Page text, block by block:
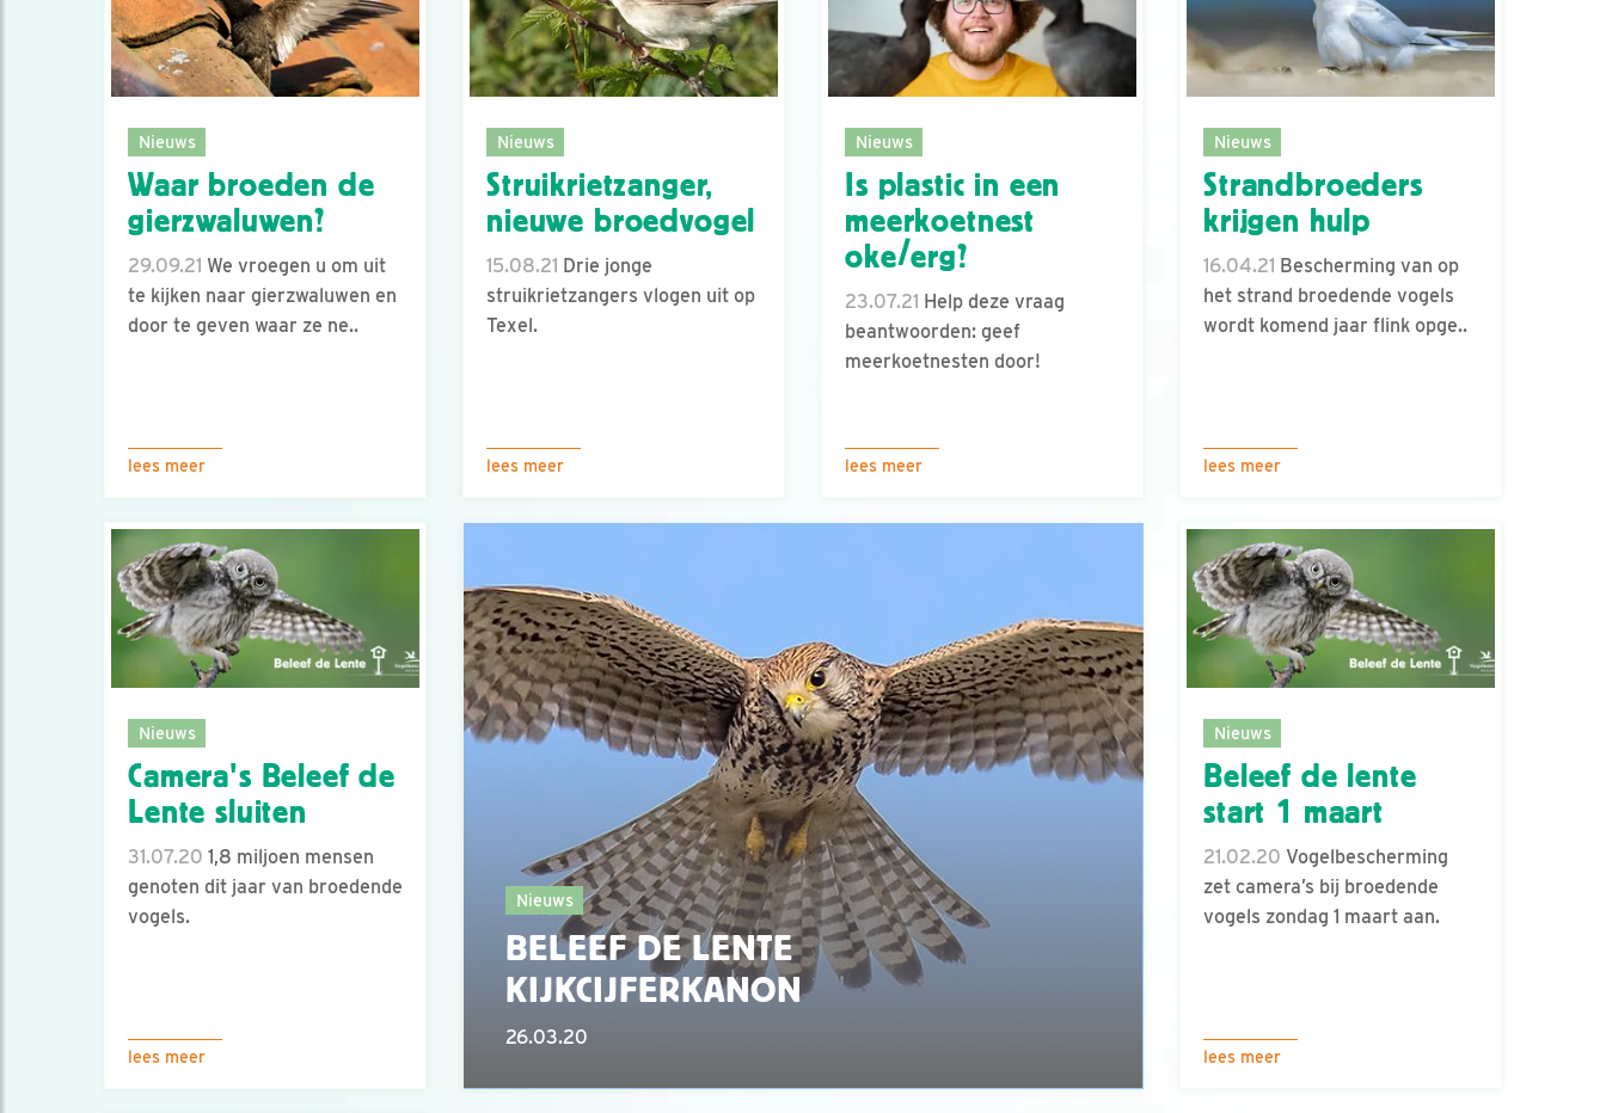
Nieuws
Waar broeden de
gierzwaluwen?
29.09.21 We vroegen u om uit
te kijken naar gierzwaluwen en
door te geven waar ze ne..
lees meer
Nieuws
Struikrietzanger,
nieuwe broedvogel
15.08.21 Drie jonge
struikrietzangers vlogen uit op
Texel.
lees meer
Nieuws
Is plastic in een
meerkoetnest
oke/erg?
23.07.21 Help deze vraag
beantwoorden: geef
meerkoetnesten door!
lees meer
Nieuws
Strandbroeders
krijgen hulp
16.04.21 Bescherming van op
het strand broedende vogels
wordt komend jaar flink opge..
lees meer
Nieuws
Camera's Beleef de
Lente sluiten
31.07.20 1,8 miljoen mensen
genoten dit jaar van broedende
vogels.
lees meer
Nieuws
BELEEF DE LENTE
KIJKCIJFERKANON
26.03.20
Nieuws
Beleef de lente
start 1 maart
21.02.20 Vogelbescherming
zet camera’s bij broedende
vogels zondag 1 maart aan.
lees meer